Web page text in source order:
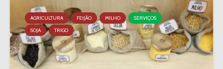
AGRICULTURA FEIJÃO MILHO
SERVIÇOS
SOJA
TRIGO